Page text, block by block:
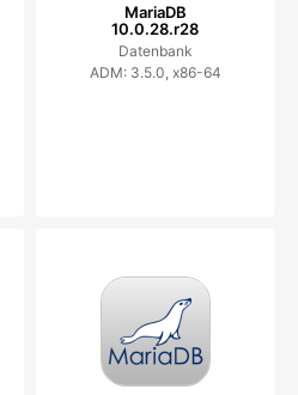
MariaDB
10.0.28.r28
Datenbank
ADM: 3.5.0, x86-64